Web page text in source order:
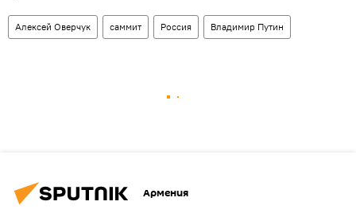
Алексей Оверчук саммит Россия Владимир Путин
Армения